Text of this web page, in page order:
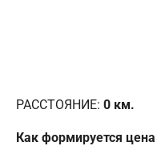
РАССТОЯНИЕ: 0 км.
Как формируется